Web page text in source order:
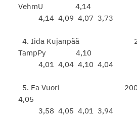
VehmU 4,14
4,14 4,09 4,07 3,73
4. Iida Kujanpää
TampPy 4,10
4,01 4,04 4,10 4,04
5. Ea Vuori
4,05
3,58 4,05 4,01 3,94